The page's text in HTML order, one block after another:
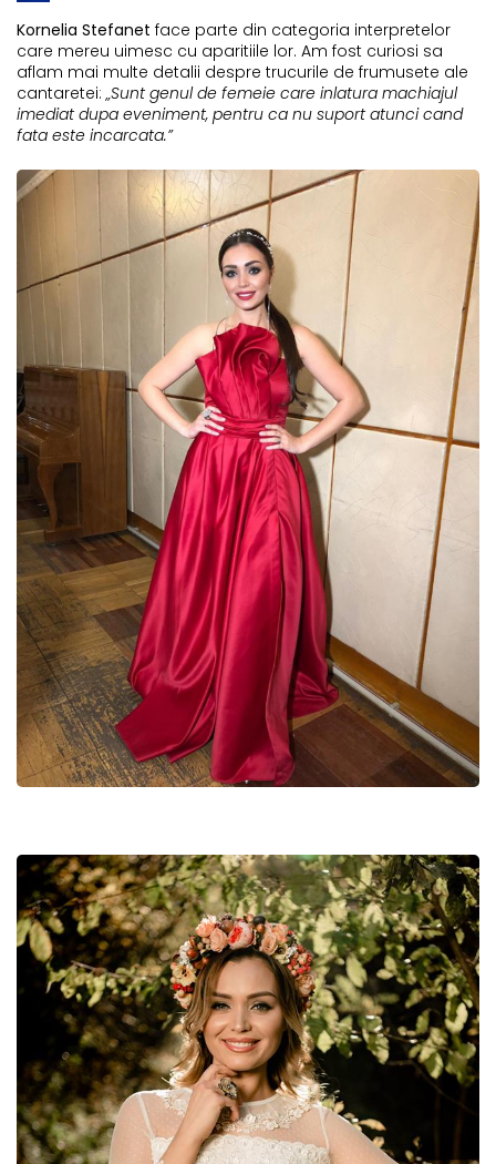
Kornelia Stefanet face parte din categoria interpretelor
care mereu uimesc cu aparitiile lor. Am fost curiosi sa
aflam mai multe detalii despre trucurile de frumusete ale
cantaretei: „Sunt genul de femeie care inlatura machiajul
imediat dupa eveniment, pentru ca nu suport atunci cand
fata este incarcata.”